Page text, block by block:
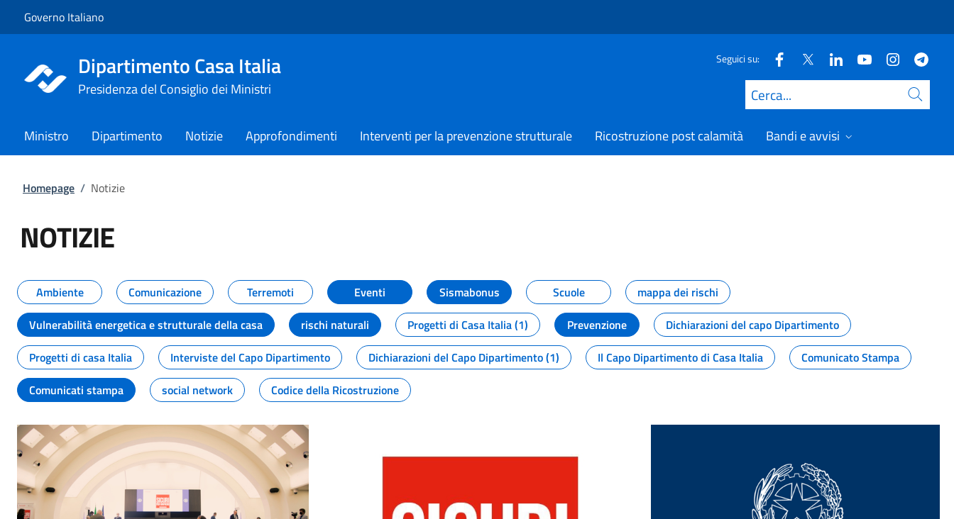
Governo Italiano
Dipartimento Casa Italia
Presidenza del Consiglio dei Ministri
Seguici su:
Cerca
Ministro Dipartimento Notizie Approfondimenti Interventi per la prevenzione strutturale Ricostruzione post calamità Bandi e avvisi
Homepage / Notizie
NOTIZIE
Tutti i contenuti della pagina NOTIZIE
Ambiente Comunicazione Terremoti Eventi Sismabonus Scuole
mappa dei rischi
Vulnerabilità energetica e strutturale della casa
rischi naturali Progetti di Casa Italia (1) Prevenzione
Dichiarazioni del capo Dipartimento
Progetti di casa Italia
Interviste del Capo Dipartimento Dichiarazioni del Capo Dipartimento (1) Il Capo Dipartimento di Casa Italia
Comunicato Stampa
Comunicati stampa
social network Codice della Ricostruzione